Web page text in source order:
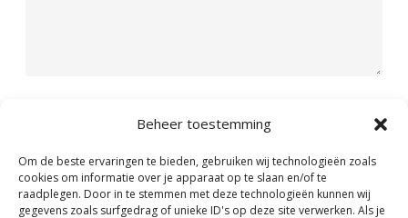
Beheer toestemming
Om de beste ervaringen te bieden, gebruiken wij technologieën zoals
cookies om informatie over je apparaat op te slaan en/of te
raadplegen. Door in te stemmen met deze technologieën kunnen wij
gegevens zoals surfgedrag of unieke ID's op deze site verwerken. Als je